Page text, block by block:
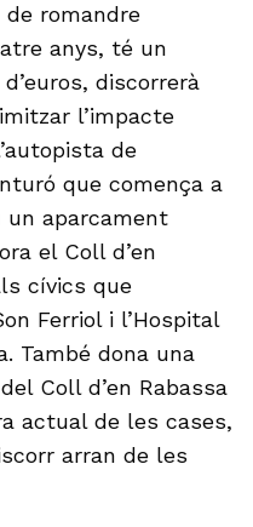
romandre
anys, té un
discorrerà
l’impacte
de
que comença a
un aparcament
el Coll d’en
cívics que
Ferriol i l’Hospital
També dona una
Coll d’en Rabassa
actual de les cases,
arran de les